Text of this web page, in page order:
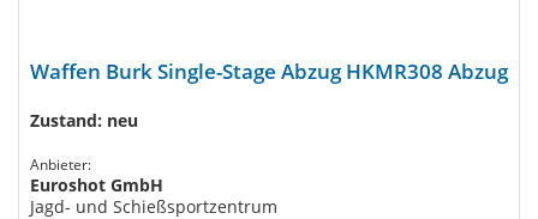
Waffen Burk Single-Stage Abzug HKMR308​ Abzug
Zustand: neu
Anbieter:
Euroshot GmbH
Jagd- und Schießsportzentrum